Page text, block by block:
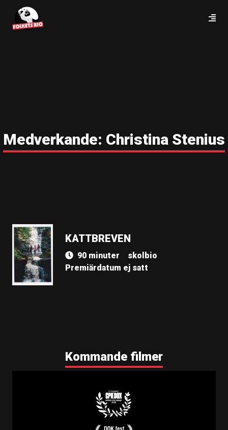
Medverkande: Christina Stenius
KATTBREVEN
90 minuter
skolbio
Premiärdatum ej satt
Kommande filmer